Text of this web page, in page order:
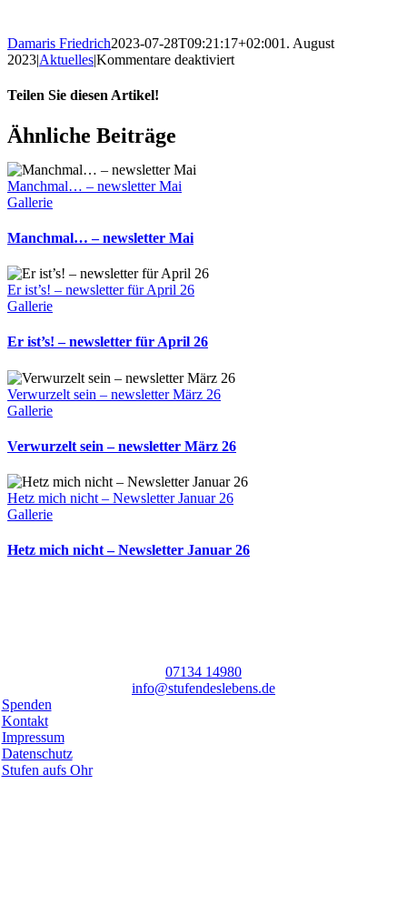
Damaris Friedrich2023-07-28T09:21:17+02:001. August
2023|Aktuelles|Kommentare deaktiviertfür
Teilen Sie diesen Artikel!
Facebook
WhatsApp
Telegram
E-
Mail
Ähnliche Beiträge
Manchmal… – newsletter Mai
Gallerie
Manchmal… – newsletter Mai
Er ist’s! – newsletter für April 26
Gallerie
Er ist’s! – newsletter für April 26
Verwurzelt sein – newsletter März 26
Gallerie
Verwurzelt sein – newsletter März 26
Hetz mich nicht – Newsletter Januar 26
Gallerie
Hetz mich nicht – Newsletter Januar 26
07134 14980
info@stufendeslebens.de
Spenden
Kontakt
Impressum
Datenschutz
Stufen aufs Ohr